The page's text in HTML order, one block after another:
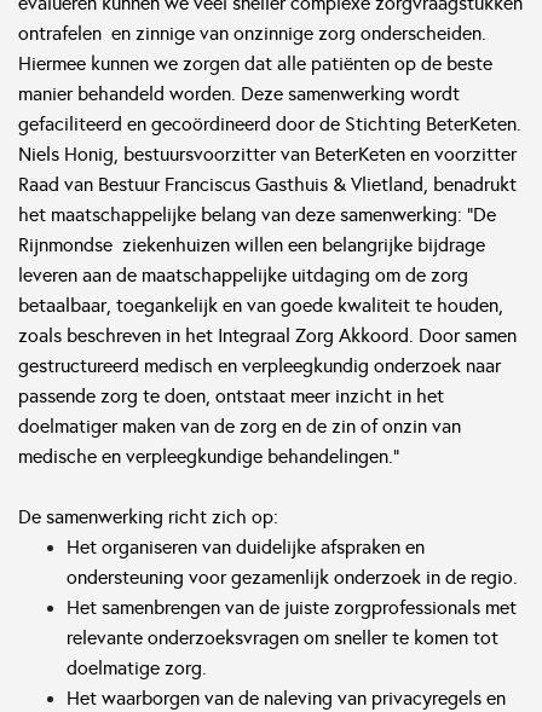
ontrafelen en zinnige van onzinnige zorg onderscheiden.
Hiermee kunnen we zorgen dat alle patiënten op de beste
manier behandeld worden. Deze samenwerking wordt
gefaciliteerd en gecoördineerd door de Stichting BeterKeten.
Niels Honig, bestuursvoorzitter van BeterKeten en voorzitter
Raad van Bestuur Franciscus Gasthuis & Vlietland, benadrukt
het maatschappelijke belang van deze samenwerking: "De
Rijnmondse ziekenhuizen willen een belangrijke bijdrage
leveren aan de maatschappelijke uitdaging om de zorg
betaalbaar, toegankelijk en van goede kwaliteit te houden,
zoals beschreven in het Integraal Zorg Akkoord. Door samen
gestructureerd medisch en verpleegkundig onderzoek naar
passende zorg te doen, ontstaat meer inzicht in het
doelmatiger maken van de zorg en de zin of onzin van
medische en verpleegkundige behandelingen."
De samenwerking richt zich op:
Het organiseren van duidelijke afspraken en
ondersteuning voor gezamenlijk onderzoek in de regio.
Het samenbrengen van de juiste zorgprofessionals met
relevante onderzoeksvragen om sneller te komen tot
doelmatige zorg.
Het waarborgen van de naleving van privacyregels en